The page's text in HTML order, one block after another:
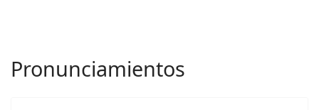
Pronunciamientos